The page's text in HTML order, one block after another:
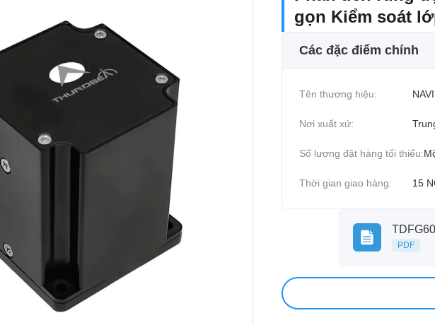
gọn Kiểm soát
Các đặc điểm chính
Tên thương hiệu:
Nơi xuất xứ:
Số lượng đặt hàng tối thiểu:
Thời gian giao hàng: 15
PDF